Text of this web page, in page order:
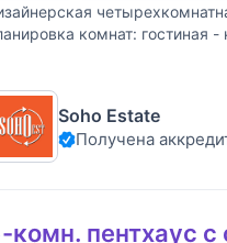
комнат: гостиная
Soho Estate
Получена
комн. пентхаус